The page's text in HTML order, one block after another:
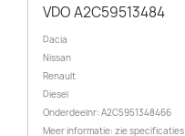
VDO A2C59513484
Dacia
Nissan
Renault
Diesel
Onderdeelnr: A2C5951348466
Meer informatie: zie specificaties